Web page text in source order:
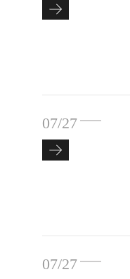
07/27
07/27